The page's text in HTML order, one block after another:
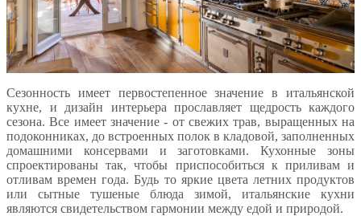
Сезонность имеет первостепенное значение в итальянской
кухне, и дизайн интерьера прославляет щедрость каждого
сезона. Все имеет значение - от свежих трав, выращенных на
подоконниках, до встроенных полок в кладовой, заполненных
домашними консервами и заготовками. Кухонные зоны
спроектированы так, чтобы приспособиться к приливам и
отливам времен года. Будь то яркие цвета летних продуктов
или сытные тушеные блюда зимой, итальянские кухни
являются свидетельством гармонии между едой и природой.